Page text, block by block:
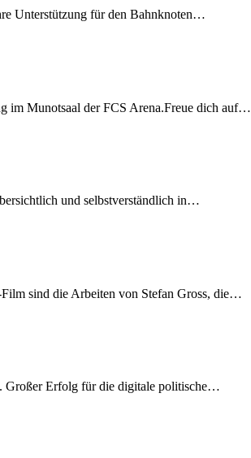
Unterstützung für den Bahnknoten…
im Munotsaal der FCS Arena.Freue dich auf…
und selbstverständlich in…
sind die Arbeiten von Stefan Gross, die…
Großer Erfolg für die digitale politische…